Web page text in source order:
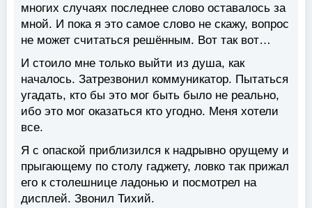
многих случаях последнее слово оставалось за
мной. И пока я это самое слово не скажу, вопрос
не может считаться решённым. Вот так вот…
И стоило мне только выйти из душа, как
началось. Затрезвонил коммуникатор. Пытаться
угадать, кто бы это мог быть было не реально,
ибо это мог оказаться кто угодно. Меня хотели
все.
Я с опаской приблизился к надрывно орущему и
прыгающему по столу гаджету, ловко так прижал
его к столешнице ладонью и посмотрел на
дисплей. Звонил Тихий.